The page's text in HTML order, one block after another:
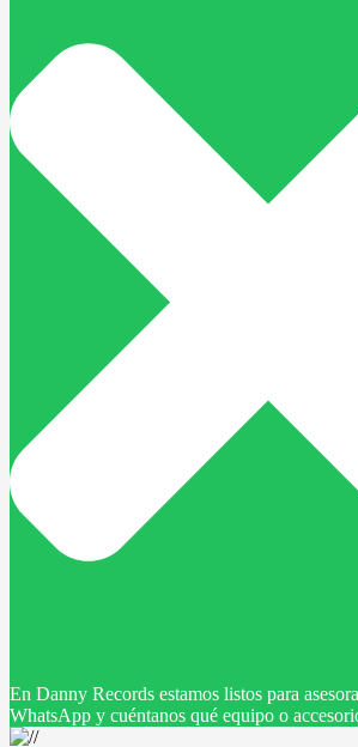
En Danny Records estamos listos para
WhatsApp y cuéntanos qué equipo o